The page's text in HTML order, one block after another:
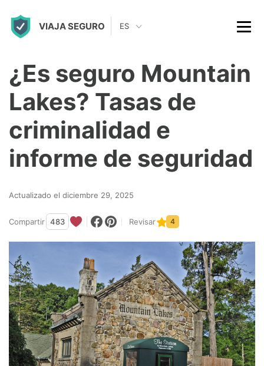
VIAJA SEGURO ES
¿Es seguro Mountain
Lakes? Tasas de
criminalidad e
informe de seguridad
Actualizado el diciembre 29, 2025
Compartir 483 Revisar 4